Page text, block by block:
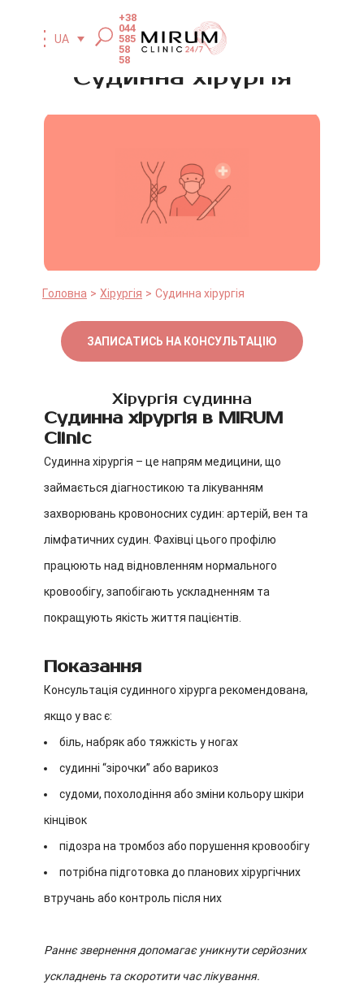
UA
+38
044
585
58
58
Судинна хірургія
Головна Хірургія Судинна хірургія
ЗАПИСАТИСЬ НА КОНСУЛЬТАЦІЮ
Хірургія судинна
Судинна хірургія в MIRUM
Clinic
Судинна хірургія – це напрям медицини, що
займається діагностикою та лікуванням
захворювань кровоносних судин: артерій, вен та
лімфатичних судин. Фахівці цього профілю
працюють над відновленням нормального
кровообігу, запобігають ускладненням та
покращують якість життя пацієнтів.
Показання
Консультація судинного хірурга рекомендована,
якщо у вас є:
біль, набряк або тяжкість у ногах
судинні “зірочки” або варикоз
судоми, похолодіння або зміни кольору шкіри
кінцівок
підозра на тромбоз або порушення кровообігу
потрібна підготовка до планових хірургічних
втручань або контроль після них
Раннє звернення допомагає уникнути серйозних
ускладнень та скоротити час лікування.